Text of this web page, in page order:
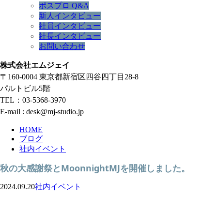
ポスプロ Q&A
新人インタビュー
社員インタビュー
社長インタビュー
お問い合わせ
株式会社エムジェイ
〒160-0004 東京都新宿区四谷四丁目28-8
パルトビル5階
TEL：03-5368-3970
E-mail : desk@mj-studio.jp
HOME
ブログ
社内イベント
秋の大感謝祭とMoonnightMJを開催しました。
2024.09.20社内イベント